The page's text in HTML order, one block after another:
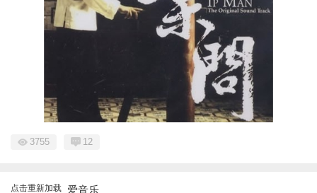
3755 12
点击重新加载 爱音乐